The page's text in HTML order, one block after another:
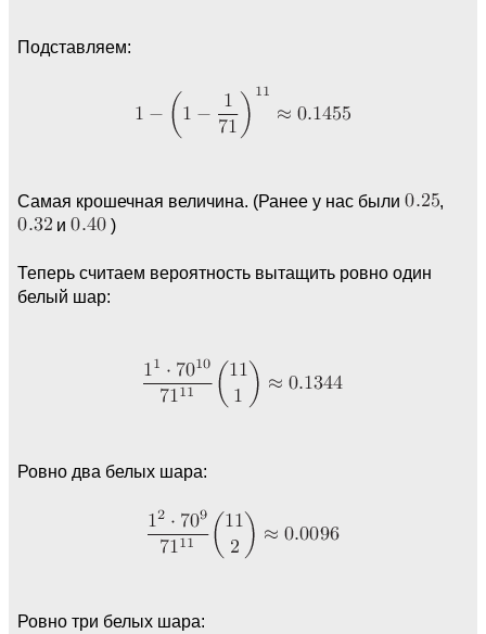
Подставляем:
Самая крошечная величина. (Ранее у нас были
,
и
)
Теперь считаем вероятность вытащить ровно один
белый шар:
Ровно два белых шара:
Ровно три белых шара: